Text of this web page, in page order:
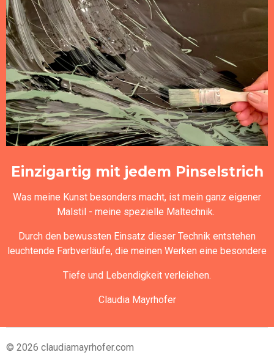
Einzigartig mit jedem Pinselstrich
Was meine Kunst besonders macht, ist mein ganz eigener
Malstil - meine spezielle Maltechnik.
Durch den bewussten Einsatz dieser Technik entstehen
leuchtende Farbverläufe, die meinen Werken eine besondere
Tiefe und Lebendigkeit verleiehen.
Claudia Mayrhofer
© 2026 claudiamayrhofer.com